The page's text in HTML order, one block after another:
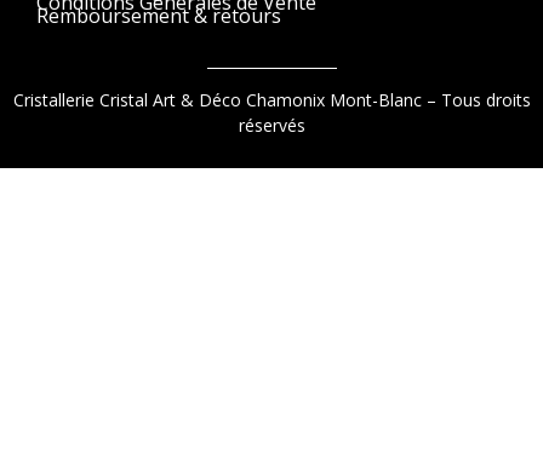
Remboursement & retours
Cristallerie Cristal Art & Déco Chamonix Mont-Blanc – Tous droits
réservés